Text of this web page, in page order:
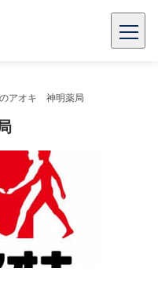
アオキ 神明薬局